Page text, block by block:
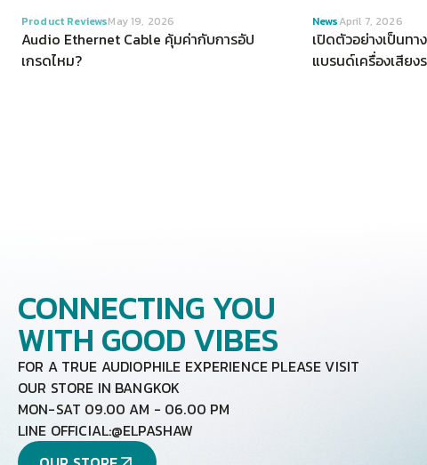
VIEW
Product ReviewsMay 19, 2026
Audio Ethernet Cable คุ้มค่ากับการอัป
เกรดไหม?
NewsApril 7, 2026
เปิดตัวอย่างเป็นท
แบรนด์เครื่องเสีย
CONNECTING YOU
WITH GOOD VIBES
FOR A TRUE AUDIOPHILE EXPERIENCE PLEASE VISIT
OUR STORE IN BANGKOK
MON-SAT 09.00 AM - 06.00 PM
LINE OFFICIAL:@ELPASHAW